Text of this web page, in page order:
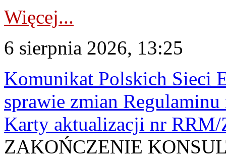
Więcej...
6 sierpnia 2026, 13:25
Komunikat Polskich Sieci
sprawie zmian
Karty aktualizacji nr
ZAKOŃCZENIE